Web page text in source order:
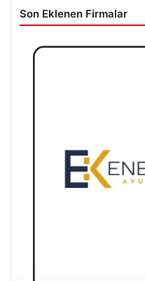
Son Eklenen Firmalar